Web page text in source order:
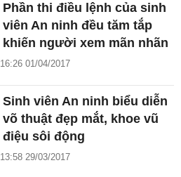
Phần thi điều lệnh của sinh
viên An ninh đều tăm tắp
khiến người xem mãn nhãn
16:26 01/04/2017
Sinh viên An ninh biểu diễn
võ thuật đẹp mắt, khoe vũ
điệu sôi động
13:58 29/03/2017